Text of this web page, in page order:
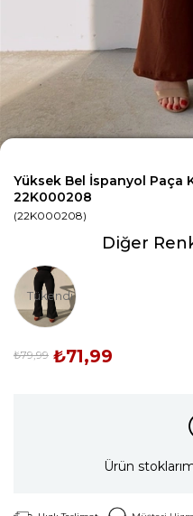
Yüksek Bel İspanyol Paça
22K000208
(22K000208)
Diğer
Tükendi
₺79,99 ₺71,99
Ürün